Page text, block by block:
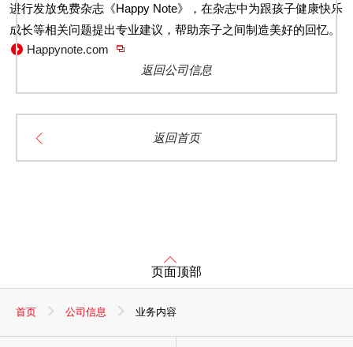
进行发放免费杂志《Happy Note》，在杂志中为跟孩子健康快乐
成长等相关问题提出专业建议，帮助亲子之间制造美好的回忆。
Happynote.com
返回公司信息
返回首页
页面顶部
首页 公司信息 业务内容